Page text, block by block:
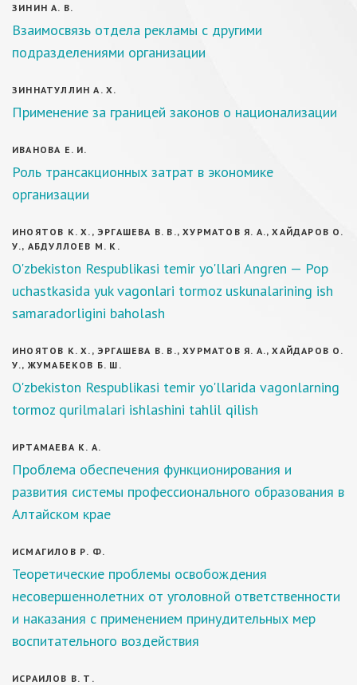
ЗИНИН А. В.
Взаимосвязь отдела рекламы с другими
подразделениями организации
ЗИННАТУЛЛИН А. Х.
Применение за границей законов о национализации
ИВАНОВА Е. И.
Роль трансакционных затрат в экономике
организации
ИНОЯТОВ К. Х., ЭРГАШЕВА В. В., ХУРМАТОВ Я. А., ХАЙДАРОВ О.
У., АБДУЛЛОЕВ М. К.
O'zbekiston Respublikasi temir yo'llari Angren — Pop
uchastkasida yuk vagonlari tormoz uskunalarining ish
samaradorligini baholash
ИНОЯТОВ К. Х., ЭРГАШЕВА В. В., ХУРМАТОВ Я. А., ХАЙДАРОВ О.
У., ЖУМАБЕКОВ Б. Ш.
O'zbekiston Respublikasi temir yo'llarida vagonlarning
tormoz qurilmalari ishlashini tahlil qilish
ИРТАМАЕВА К. А.
Проблема обеспечения функционирования и
развития системы профессионального образования в
Алтайском крае
ИСМАГИЛОВ Р. Ф.
Теоретические проблемы освобождения
несовершеннолетних от уголовной ответственности
и наказания с применением принудительных мер
воспитательного воздействия
ИСРАИЛОВ В. Т.